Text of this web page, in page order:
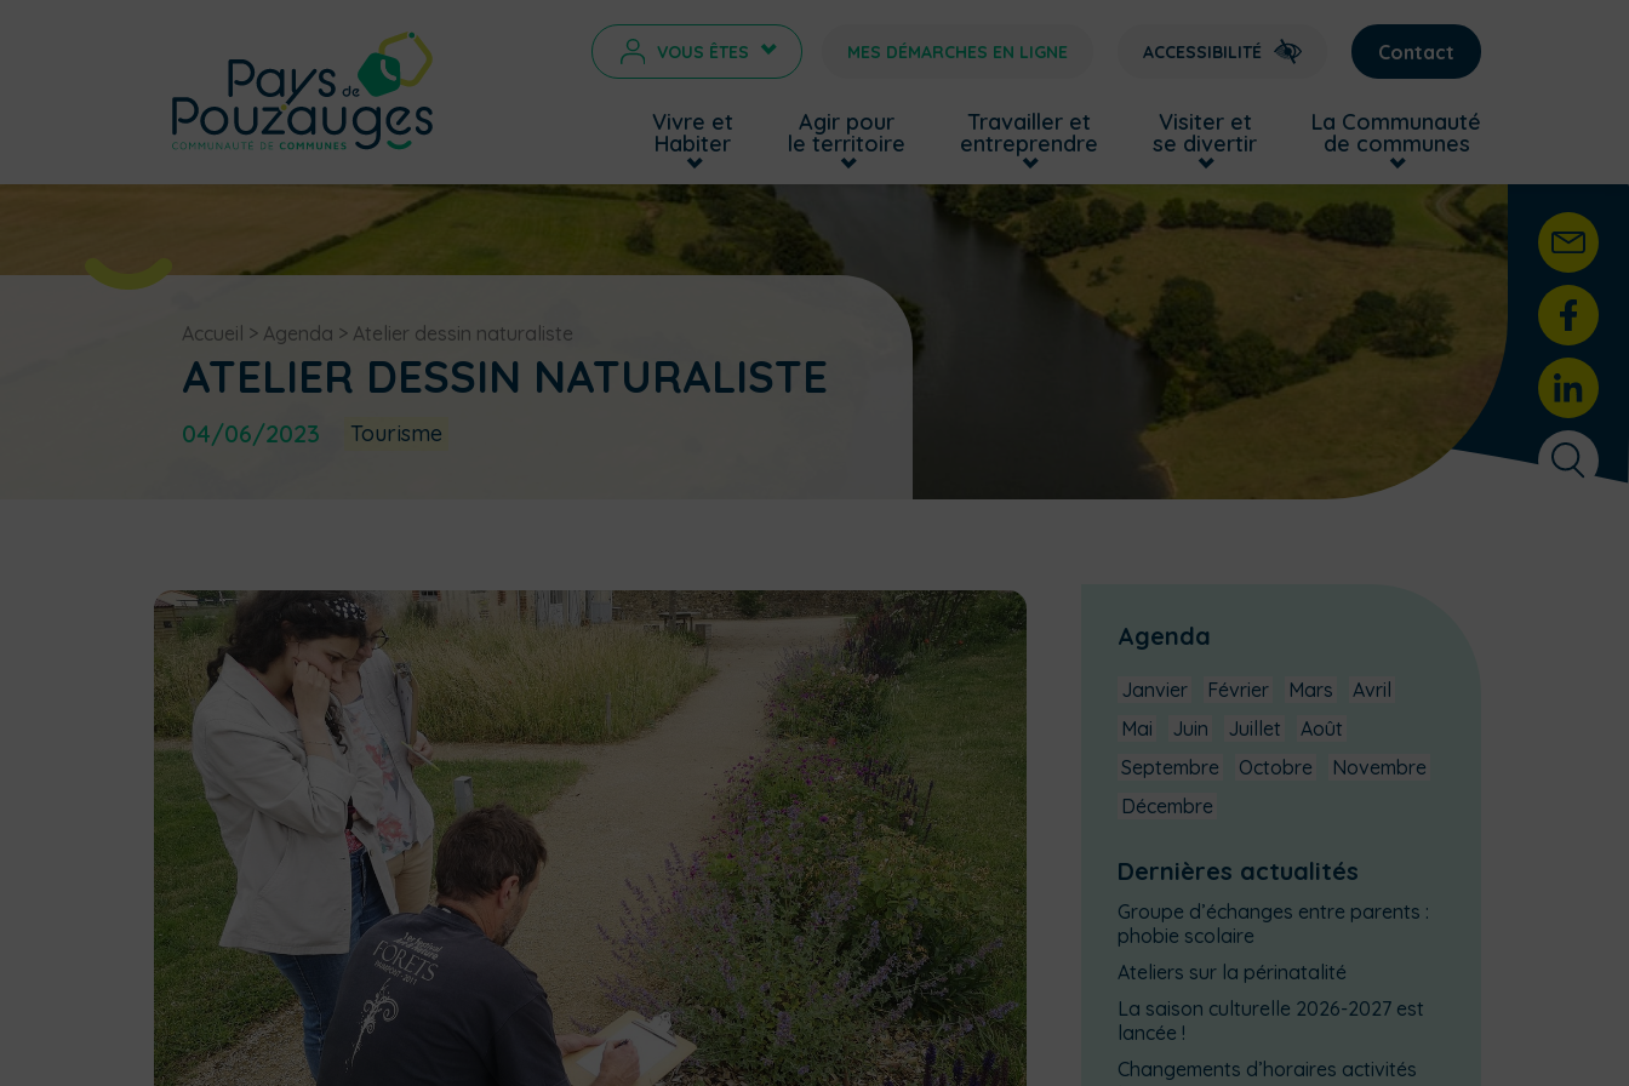
VOUS ÊTES > MES DÉMARCHES EN LIGNE ACCESSIBILITÉ Contact
Vivre et
Habiter
Agir pour
le territoire
Travailler et
entreprendre
Visiter et
se divertir
La Communauté
de communes
Accueil > Agenda > Atelier dessin naturaliste
ATELIER DESSIN NATURALISTE
04/06/2023 Tourisme
Agenda
Janvier Février Mars
Avril
Mai
Juin Juillet
Août
Septembre
Octobre
Novembre
Décembre
Dernières actualités
Groupe d’échanges entre parents :
phobie scolaire
Ateliers sur la périnatalité
La saison culturelle 2026-2027 est
lancée !
Changements d’horaires activités